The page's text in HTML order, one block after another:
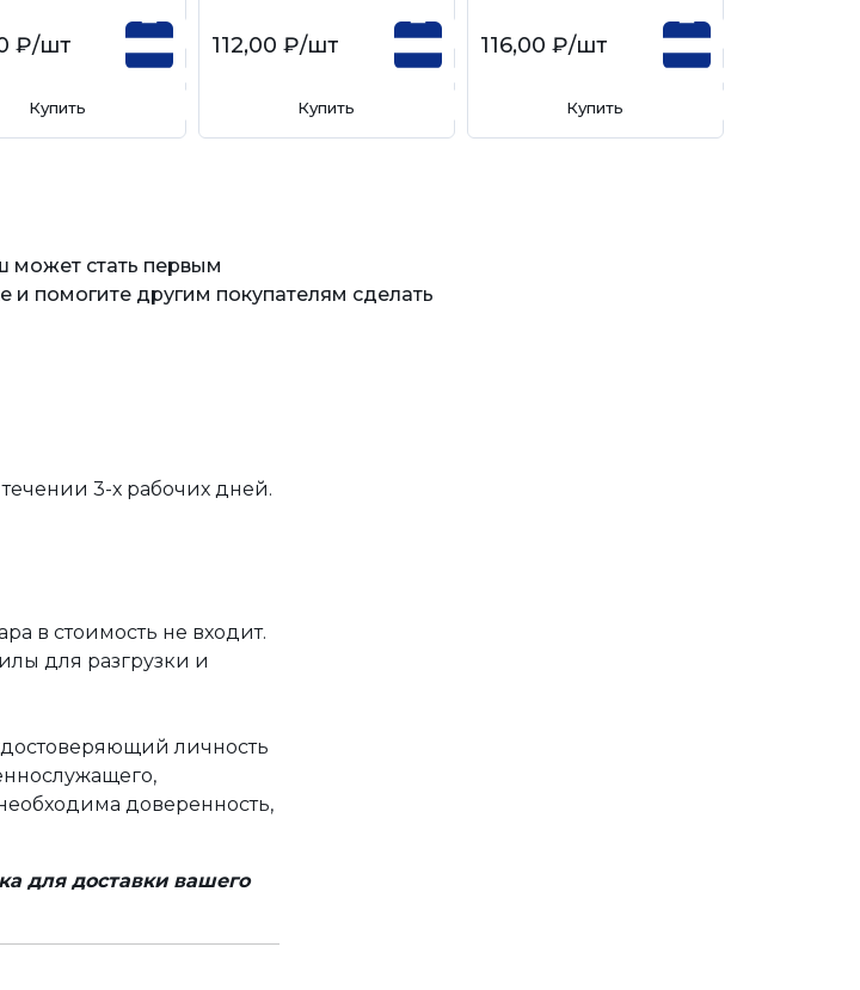
₽/шт
Купить
112,00 ₽/шт
Купить
116,00 ₽/шт
Купить
может стать первым
помогите другим покупателям сделать
течении 3-х рабочих дней.
в стоимость не входит.
для разгрузки и
личность
доверенность,
для доставки вашего